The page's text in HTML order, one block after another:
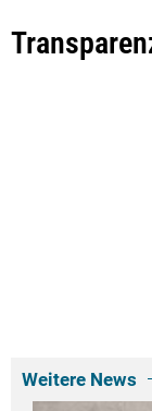
Weitere News